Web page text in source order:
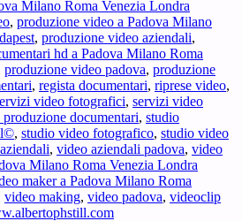
Milano Roma Venezia Londra
, produzione video a Padova Milano
, produzione video aziendali,
hd a Padova Milano Roma
produzione video padova, produzione
, regista documentari, riprese video,
video fotografici, servizi video
produzione documentari, studio
, studio video fotografico, studio video
, video aziendali padova, video
Milano Roma Venezia Londra
maker a Padova Milano Roma
video making, video padova, videoclip